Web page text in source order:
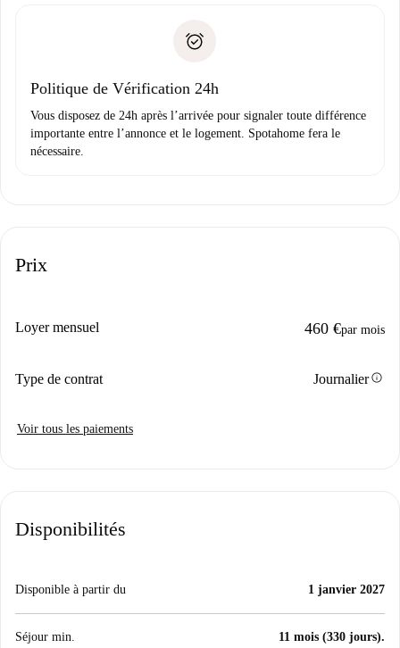
Justificatif de solvabilité
uniquement si aucun problème n'est signalé.
Politique de Vérification 24h
Vous disposez de 24h après l’arrivée pour signaler toute différence
importante entre l’annonce et le logement. Spotahome fera le
nécessaire.
Prix
Loyer mensuel 460 €par mois
Type de contrat Journalierinfo
Voir tous les paiements
Disponibilités
Disponible à partir du 1 janvier 2027
Séjour min. 11 mois (330 jours).